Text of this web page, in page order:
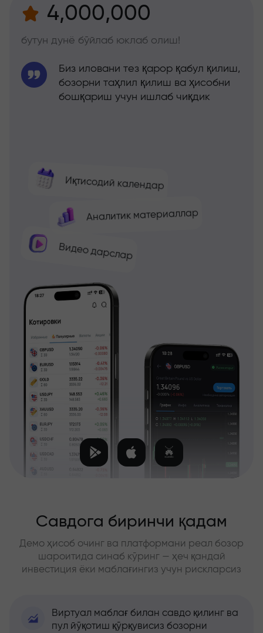
4,000,000
бутун дунё бўйлаб юклаб олиш!
Иқтисодий календар
Аналитик материаллар
Видео дарслар
Биз иловани тез қарор қабул қилиш,
бозорни таҳлил қилиш ва ҳисобни
бошқариш учун ишлаб чиқдик
Савдога биринчи қадам
Демо ҳисоб очинг ва платформани реал бозор
шароитида синаб кўринг — ҳеч қандай
инвестиция ёки маблағингиз учун рискларсиз
Виртуал маблағ билан савдо қилинг ва
пул йўқотиш қўрқувисиз бозорни